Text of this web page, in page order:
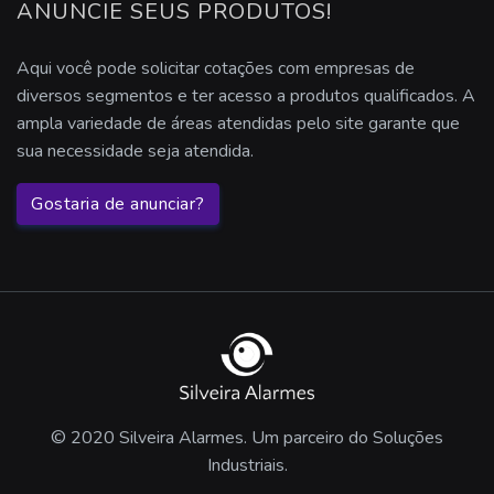
ANUNCIE SEUS PRODUTOS!
Aqui você pode solicitar cotações com empresas de
diversos segmentos e ter acesso a produtos qualificados. A
ampla variedade de áreas atendidas pelo site garante que
sua necessidade seja atendida.
Gostaria de anunciar?
© 2020 Silveira Alarmes. Um parceiro do Soluções
Industriais.